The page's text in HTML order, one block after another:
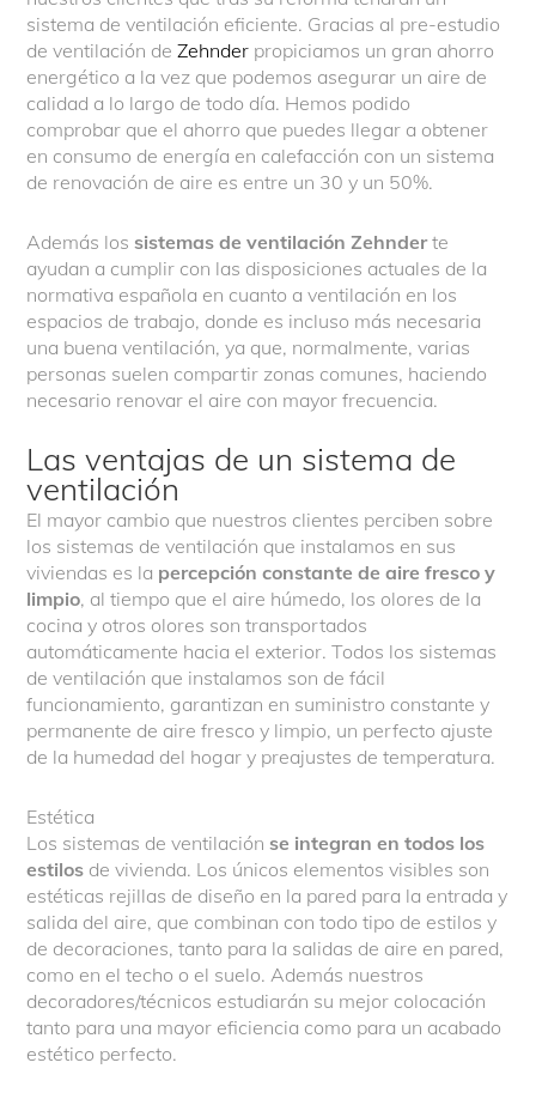
sistema de ventilación eficiente. Gracias al pre-estudio
de ventilación deZehnder propiciamos un gran ahorro
energético a la vez que podemos asegurar un aire de
calidad a lo largo de todo día. Hemos podido
comprobar que el ahorro que puedes llegar a obtener
en consumo de energía en calefacción con un sistema
de renovación de aire es entre un 30 y un 50%.
Además lossistemas de ventilación Zehnderte
ayudan a cumplir con las disposiciones actuales de la
normativa española en cuanto a ventilación en los
espacios de trabajo, donde es incluso más necesaria
una buena ventilación, ya que, normalmente, varias
personas suelen compartir zonas comunes, haciendo
necesario renovar el aire con mayor frecuencia.
Las ventajas de un sistema de
ventilación
El mayor cambio que nuestros clientes perciben sobre
los sistemas de ventilación que instalamos en sus
viviendas es la percepción constante de aire fresco y
limpio, al tiempo que el aire húmedo, los olores de la
cocina y otros olores son transportados
automáticamente hacia el exterior. Todos los sistemas
de ventilación que instalamos son de fácil
funcionamiento, garantizan en suministro constante y
permanente de aire fresco y limpio, un perfecto ajuste
de la humedad del hogar y preajustes de temperatura.
Estética
Los sistemas de ventilaciónse integran en todos los
estilos de vivienda. Los únicos elementos visibles son
estéticas rejillas de diseño en la pared para la entrada y
salida del aire, que combinan con todo tipo de estilos y
de decoraciones, tanto para la salidas de aire en pared,
como en el techo o el suelo. Además nuestros
decoradores/técnicos estudiarán su mejor colocación
tanto para una mayor eficiencia como para un acabado
estético perfecto.